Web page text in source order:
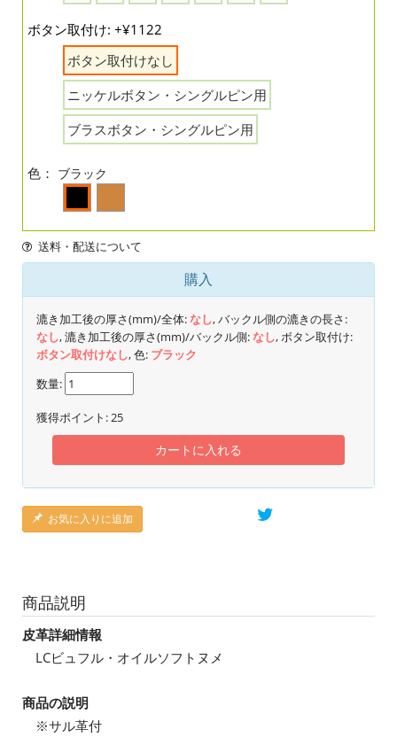
ボタン取付け: +¥1122
ボタン取付けなし
ニッケルボタン・シングルピン用
ブラスボタン・シングルピン用
色： ブラック
送料・配送について
購入
漉き加工後の厚さ(mm)/全体:なし, バックル側の漉きの長さ:
なし, 漉き加工後の厚さ(mm)/バックル側:なし, ボタン取付け:
ボタン取付けなし, 色: ブラック
数量:
獲得ポイント:25
カートに入れる
お気に入りに追加
商品説明
皮革詳細情報
LCビュフル・オイルソフトヌメ
商品の説明
※サル革付